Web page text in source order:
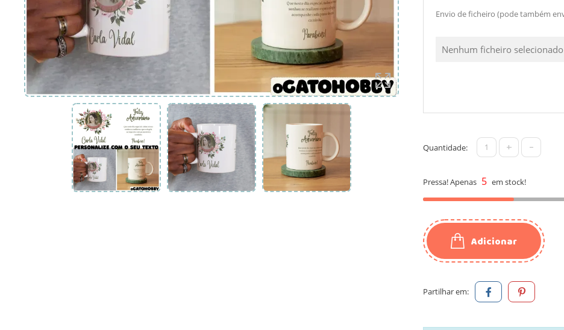
Envio de ficheiro (pode também
Nenhum ficheiro selecionado
Quantidade: + -
Pressa! Apenas 5 em stock!
Adicionar
Partilhar em: